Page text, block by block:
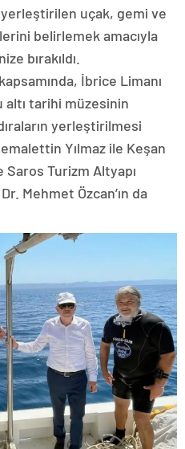
yerleştirilen uçak, gemi ve
belirlemek amacıyla
bırakıldı.
İbrice Limanı
altı tarihi müzesinin
yerleştirilmesi
Yılmaz ile Keşan
Saros Turizm Altyapı
Mehmet Özcan’ın da